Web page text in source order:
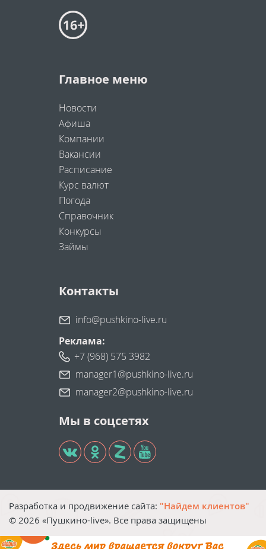
Главное меню
Новости
Афиша
Компании
Вакансии
Расписание
Курс валют
Погода
Справочник
Конкурсы
Займы
Контакты
info@pushkino-live.ru
Реклама:
+7 (968) 575 3982
manager1@pushkino-live.ru
manager2@pushkino-live.ru
Мы в соцсетях
Разработка и продвижение сайта: "Найдем клиентов"
© 2026 «Пушкино-live». Все права защищены